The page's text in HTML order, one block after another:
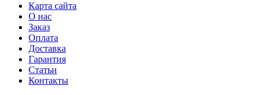
Карта сайта
О нас
Заказ
Оплата
Доставка
Гарантия
Статьи
Контакты